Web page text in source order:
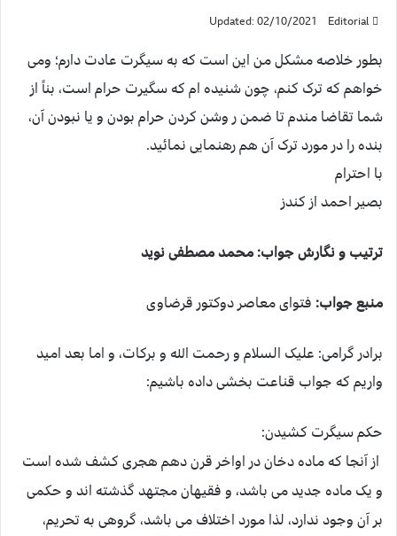
Editorial
Updated: 02/10/2021
بطور خلاصه مشکل من این است که به سیگرت عادت دارم؛ ومی
خواهم که ترک کنم، چون شنیده ام که سگیرت حرام است، بناً از
شما تقاضا مندم تا ضمن ر وشن کردن حرام بودن و یا نبودن آن،
بنده را در مورد ترک آن هم رهنمایی نمائید.
با احترام
بصیر احمد از کندز
ترتیب و نگارش جواب: محمد مصطفی نوید
منبع جواب: فتوای معاصر دوکتور قرضاوی
برادر گرامی: علیک السلام و رحمت الله و برکات، و اما بعد امید
واریم که جواب قناعت بخشی داده باشیم:
حکم سیگرت کشیدن:
از آنجا که ماده دخان در اواخر قرن دهم هجری کشف شده است
و یک ماده جدید می باشد، و فقیهان مجتهد گذشته اند و حکمی
بر آن وجود ندارد، لذا مورد اختلاف می باشد، گروهی به تحریم،